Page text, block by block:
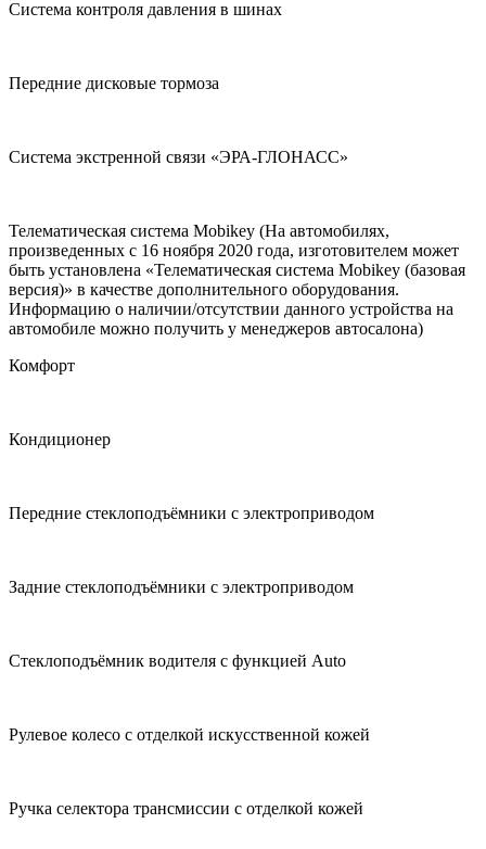
Система контроля давления в шинах
Передние дисковые тормоза
Система экстренной связи «ЭРА-ГЛОНАСС»
Телематическая система Mobikey (На автомобилях,
произведенных с 16 ноября 2020 года, изготовителем может
быть установлена «Телематическая система Mobikey (базовая
версия)» в качестве дополнительного оборудования.
Информацию о наличии/отсутствии данного устройства на
автомобиле можно получить у менеджеров автосалона)
Комфорт
Кондиционер
Передние стеклоподъёмники с электроприводом
Задние стеклоподъёмники с электроприводом
Стеклоподъёмник водителя с функцией Auto
Рулевое колесо с отделкой искусственной кожей
Ручка селектора трансмиссии с отделкой кожей